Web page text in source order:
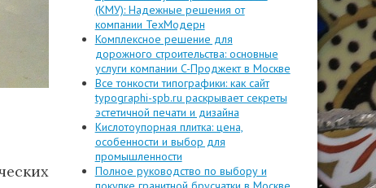
(КМУ): Надежные решения от
компании ТехМодерн
Комплексное решение для
дорожного строительства: основные
услуги компании C-Проджект в Москве
Все тонкости типографики: как сайт
typographi-spb.ru раскрывает секреты
эстетичной печати и дизайна
Кислотоупорная плитка: цена,
особенности и выбор для
промышленности
Полное руководство по выбору и